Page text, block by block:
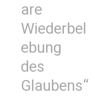
are
Wiederbel
ebung
des
Glaubens“